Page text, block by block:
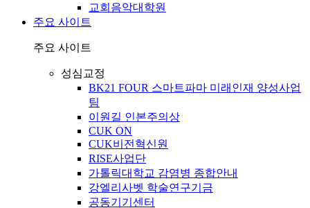
교회음악대학원
주요 사이트
주요 사이트
성심교정
BK21 FOUR 스마트파마 미래인재 양성사업
팀
이원길 인본주의상
CUK ON
CUK비전혁신원
RISE사업단
가톨릭대학교 감염병 종합안내
강엘리사벳 학술연구기금
공동기기센터